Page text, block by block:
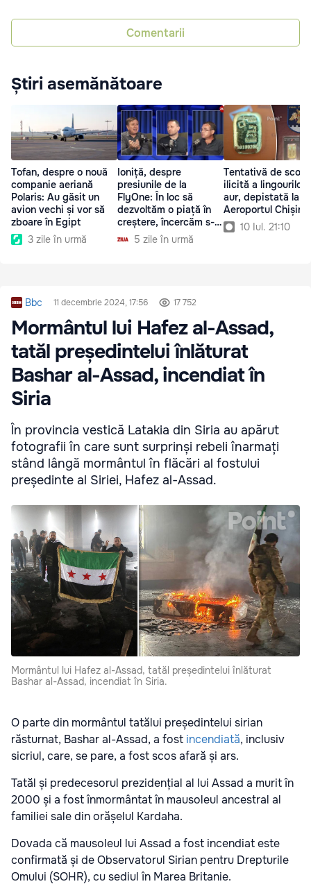
Comentarii
Știri asemănătoare
Tofan, despre o nouă
companie aeriană
Polaris: Au găsit un
avion vechi și vor să
zboare în Egipt
3 zile în urmă
Ioniță, despre
presiunile de la
FlyOne: În loc să
dezvoltăm o piață în
creștere, încercăm s-o
stricăm5 zile în urmă
Tentativă de
ilicită a lingourilor
aur, depistată la
Aeroportul
10 Iul. 21:10
Bbc 11 decembrie 2024, 17:56 17 752
Mormântul lui Hafez al-Assad,
tatăl președintelui înlăturat
Bashar al-Assad, incendiat în
Siria
În provincia vestică Latakia din Siria au apărut
fotografii în care sunt surprinși rebeli înarmați
stând lângă mormântul în flăcări al fostului
președinte al Siriei, Hafez al-Assad.
Mormântul lui Hafez al-Assad, tatăl președintelui înlăturat
Bashar al-Assad, incendiat în Siria.
O parte din mormântul tatălui președintelui sirian
răsturnat, Bashar al-Assad, a fost incendiată, inclusiv
sicriul, care, se pare, a fost scos afară și ars.
Tatăl și predecesorul prezidențial al lui Assad a murit în
2000 și a fost înmormântat în mausoleul ancestral al
familiei sale din orășelul Kardaha.
Dovada că mausoleul lui Assad a fost incendiat este
confirmată și de Observatorul Sirian pentru Drepturile
Omului (SOHR), cu sediul în Marea Britanie.